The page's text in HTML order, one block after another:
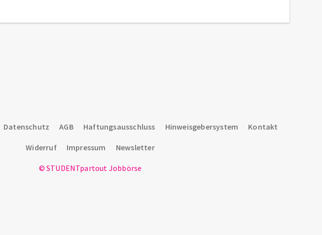
Datenschutz AGB Haftungsausschluss Hinweisgebersystem Kontakt
Widerruf Impressum Newsletter
© STUDENTpartout Jobbörse